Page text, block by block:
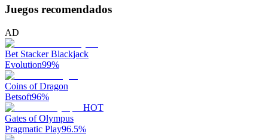
Juegos recomendados
AD
Bet Stacker Blackjack
Evolution99%
Coins of Dragon
Betsoft96%
HOT
Gates of Olympus
Pragmatic Play96.5%